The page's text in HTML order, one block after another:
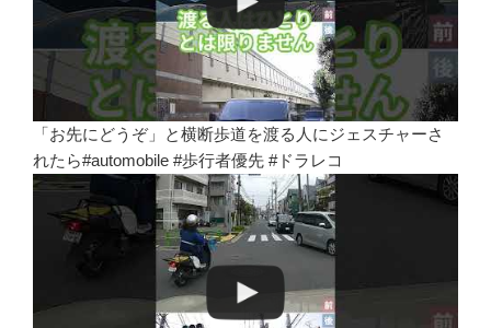
「お先にどうぞ」と横断歩道を渡る人にジェスチャーさ
れたら#automobile #歩行者優先 #ドラレコ